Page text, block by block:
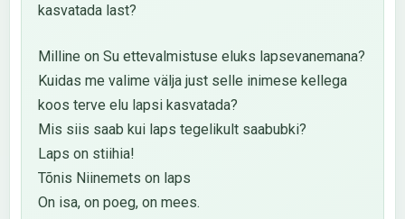
kasvatada last?
Milline on Su ettevalmistuse eluks lapsevanemana?
Kuidas me valime välja just selle inimese kellega
koos terve elu lapsi kasvatada?
Mis siis saab kui laps tegelikult saabubki?
Laps on stiihia!
Tõnis Niinemets on laps
On isa, on poeg, on mees.